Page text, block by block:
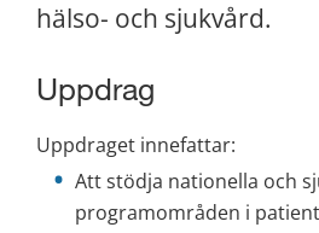
hälso- och sjukvård.
Uppdrag
Uppdraget innefattar:
Att stödja nationella och
programområden i